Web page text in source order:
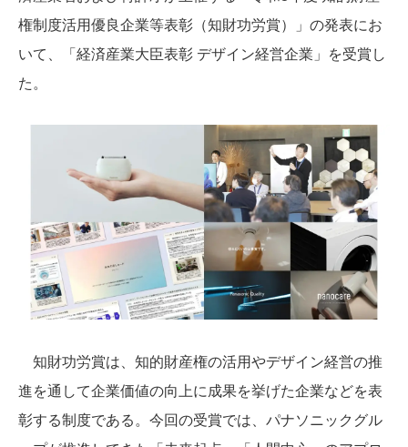
権制度活用優良企業等表彰（知財功労賞）」の発表にお
いて、「経済産業大臣表彰 デザイン経営企業」を受賞し
た。
知財功労賞は、知的財産権の活用やデザイン経営の推
進を通して企業価値の向上に成果を挙げた企業などを表
彰する制度である。今回の受賞では、パナソニックグル